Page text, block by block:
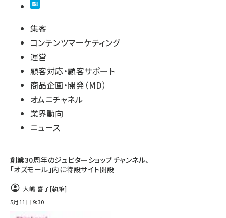
集客
コンテンツマーケティング
運営
顧客対応・顧客サポート
商品企画・開発（MD）
オムニチャネル
業界動向
ニュース
創業30周年のジュピターショップチャンネル、
「オズモール」内に特設サイト開設
大嶋 喜子[執筆]
5月11日 9:30